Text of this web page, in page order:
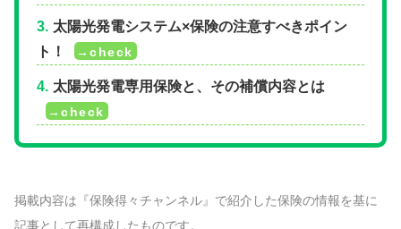
太陽光発電システム×保険の注意すべきポイン
ト！
太陽光発電専用保険と、その補償内容とは
掲載内容は『保険得々チャンネル』で紹介した保険の情報を基に
記事として再構成したものです。